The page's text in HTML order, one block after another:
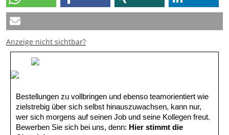
Anzeige nicht sichtbar?